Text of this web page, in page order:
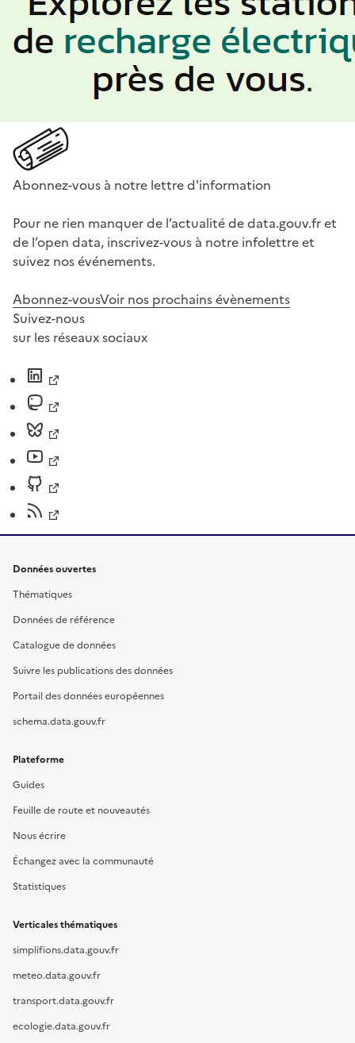
Abonnez-vous à notre lettre d'information
Pour ne rien manquer de l’actualité de data.gouv.fr et
de l’open data, inscrivez-vous à notre infolettre et
suivez nos événements.
Abonnez-vousVoir nos prochains évènements
Suivez-nous
sur les réseaux sociaux
Données ouvertes
Thématiques
Données de référence
Catalogue de données
Suivre les publications des données
Portail des données européennes
schema.data.gouv.fr
Plateforme
Guides
Feuille de route et nouveautés
Nous écrire
Échangez avec la communauté
Statistiques
Verticales thématiques
simplifions.data.gouv.fr
meteo.data.gouv.fr
transport.data.gouv.fr
ecologie.data.gouv.fr